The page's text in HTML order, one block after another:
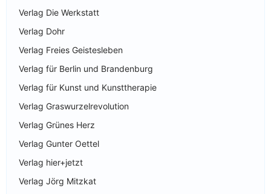
Verlag Die Werkstatt
Verlag Dohr
Verlag Freies Geistesleben
Verlag für Berlin und Brandenburg
Verlag für Kunst und Kunsttherapie
Verlag Graswurzelrevolution
Verlag Grünes Herz
Verlag Gunter Oettel
Verlag hier+jetzt
Verlag Jörg Mitzkat